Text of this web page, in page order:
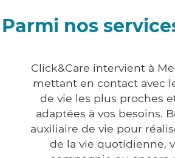
Parmi nos
Click&Care intervient à
mettant en contact avec
de vie les plus proches
adaptées à vos besoins.
auxiliaire de vie pour
de la vie quotidienne,